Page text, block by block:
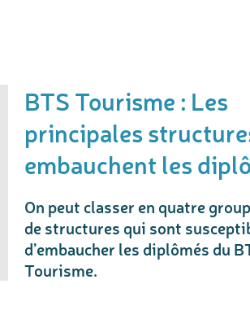
BTS Tourisme : Les
principales
embauchent les
On peut classer en quatre
de structures qui sont
d’embaucher les diplômés du
Tourisme.